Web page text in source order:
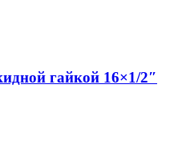
гайкой 16×1/2″